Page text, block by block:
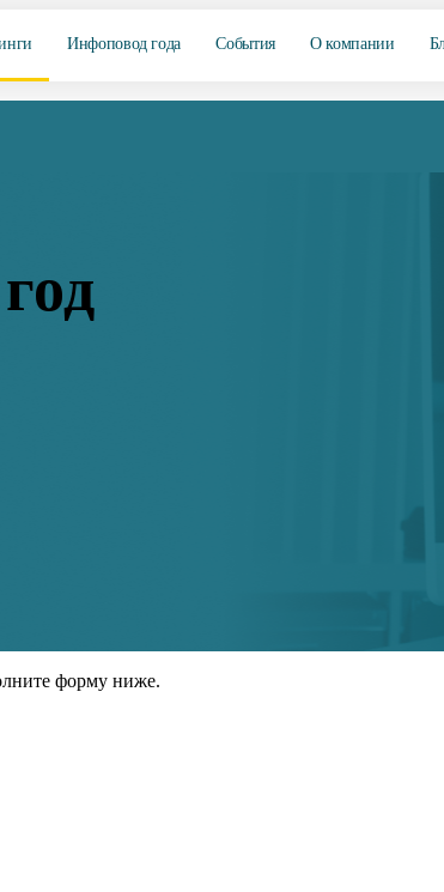
Инфоповод года События О компании
форму ниже.